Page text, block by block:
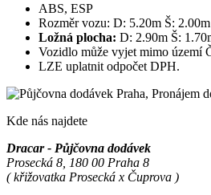
ABS, ESP
Rozměr vozu: D: 5.20m Š:
Ložná plocha: D: 2.90m Š:
Vozidlo může vyjet mimo území
LZE uplatnit odpočet DPH.
Kde nás najdete
Dracar - Půjčovna dodávek
Prosecká 8, 180 00 Praha 8
( křižovatka Prosecká x Čuprova )